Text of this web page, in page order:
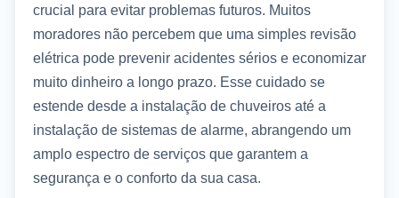
crucial para evitar problemas futuros. Muitos
moradores não percebem que uma simples revisão
elétrica pode prevenir acidentes sérios e economizar
muito dinheiro a longo prazo. Esse cuidado se
estende desde a instalação de chuveiros até a
instalação de sistemas de alarme, abrangendo um
amplo espectro de serviços que garantem a
segurança e o conforto da sua casa.